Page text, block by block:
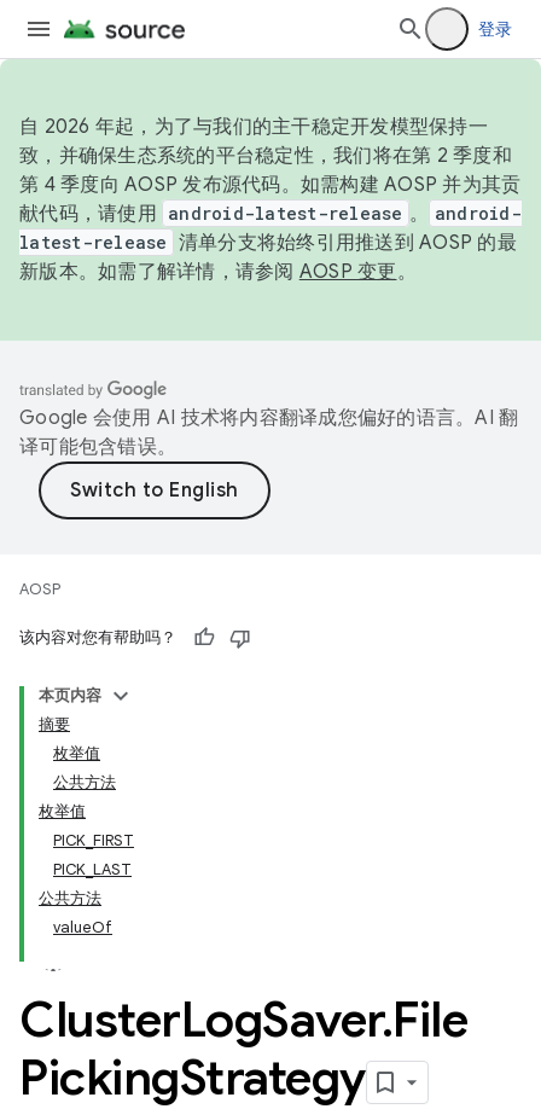
登录
自 2026 年起，为了与我们的主干稳定开发模型保持一
致，并确保生态系统的平台稳定性，我们将在第 2 季度和
第 4 季度向 AOSP 发布源代码。如需构建 AOSP 并为其贡
献代码，请使用 android-latest-release 。
android-
latest-release 清单分支将始终引用推送到 AOSP 的最
新版本。如需了解详情，请参阅 AOSP 变更。
Google 会使用 AI 技术将内容翻译成您偏好的语言。AI 翻
译可能包含错误。
AOSP
该内容对您有帮助吗？
本页内容
摘要
枚举值
公共方法
枚举值
PICK_FIRST
PICK_LAST
公共方法
valueOf
ClusterLogSaver.File
PickingStrategy